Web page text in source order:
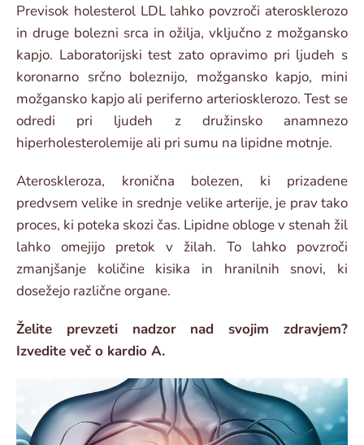
Previsok holesterol LDL lahko povzroči aterosklerozo
in druge bolezni srca in ožilja, vključno z možgansko
kapjo. Laboratorijski test zato opravimo pri ljudeh s
koronarno srčno boleznijo, možgansko kapjo, mini
možgansko kapjo ali periferno arteriosklerozo. Test se
odredi pri ljudeh z družinsko anamnezo
hiperholesterolemije ali pri sumu na lipidne motnje.
Ateroskleroza, kronična bolezen, ki prizadene
predvsem velike in srednje velike arterije, je prav tako
proces, ki poteka skozi čas. Lipidne obloge v stenah žil
lahko omejijo pretok v žilah. To lahko povzroči
zmanjšanje količine kisika in hranilnih snovi, ki
dosežejo različne organe.
Želite prevzeti nadzor nad svojim zdravjem?
Izvedite več o kardio A.